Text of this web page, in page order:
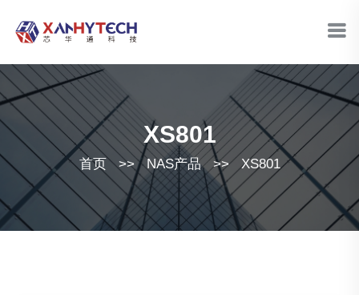
XS801
首页 >> NAS产品 >> XS801